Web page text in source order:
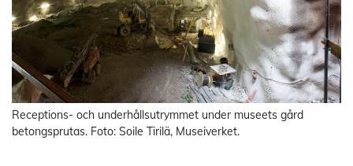
Receptions- och underhållsutrymmet under museets gård
betongsprutas. Foto: Soile Tirilä, Museiverket.